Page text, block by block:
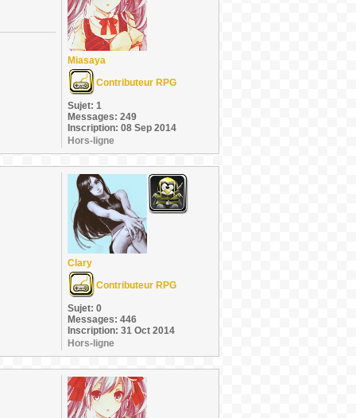
Miasaya
Contributeur RPG
Sujet: 1
Messages: 249
Inscription: 08 Sep 2014
Hors-ligne
Clary
Contributeur RPG
Sujet: 0
Messages: 446
Inscription: 31 Oct 2014
Hors-ligne